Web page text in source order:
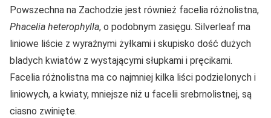
Powszechna na Zachodzie jest również facelia różnolistna,
Phacelia heterophylla, o podobnym zasięgu. Silverleaf ma
liniowe liście z wyraźnymi żyłkami i skupisko dość dużych
bladych kwiatów z wystającymi słupkami i pręcikami.
Facelia różnolistna ma co najmniej kilka liści podzielonych i
liniowych, a kwiaty, mniejsze niż u facelii srebrnolistnej, są
ciasno zwinięte.